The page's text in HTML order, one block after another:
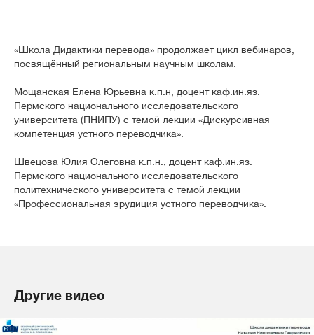
«Школа Дидактики перевода» продолжает цикл вебинаров,
посвящённый региональным научным школам.
Мощанская Елена Юрьевна к.п.н, доцент каф.ин.яз.
Пермского национального исследовательского
университета (ПНИПУ) с темой лекции «Дискурсивная
компетенция устного переводчика».
Швецова Юлия Олеговна к.п.н., доцент каф.ин.яз.
Пермского национального исследовательского
политехнического университета с темой лекции
«Профессиональная эрудиция устного переводчика».
Другие видео